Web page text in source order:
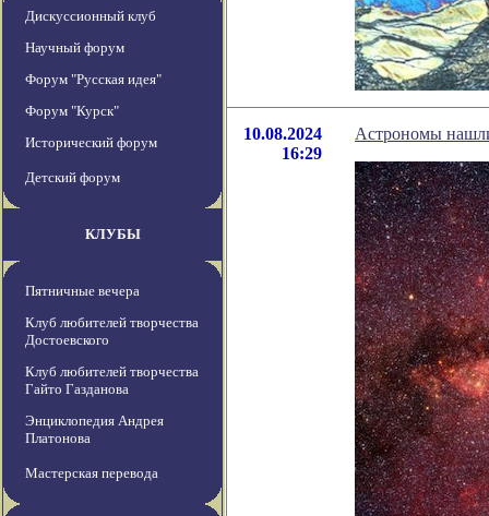
Дискуссионный клуб
Научный форум
Форум "Русская идея"
Форум "Курск"
Исторический форум
Детский форум
КЛУБЫ
Пятничные вечера
Клуб любителей творчества
Достоевского
Клуб любителей творчества
Гайто Газданова
Энциклопедия Андрея
Платонова
Мастерская перевода
10.08.2024
16:29
Астрономы